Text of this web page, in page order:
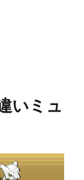
いミュ